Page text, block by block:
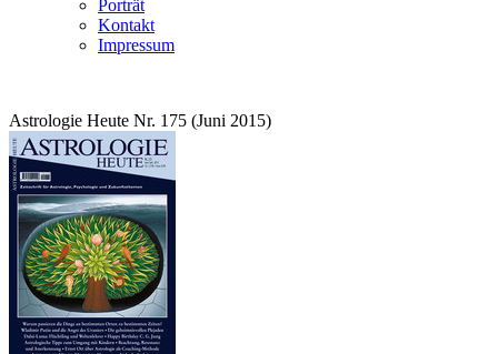
Porträt
Kontakt
Impressum
Astrologie Heute Nr. 175 (Juni 2015)